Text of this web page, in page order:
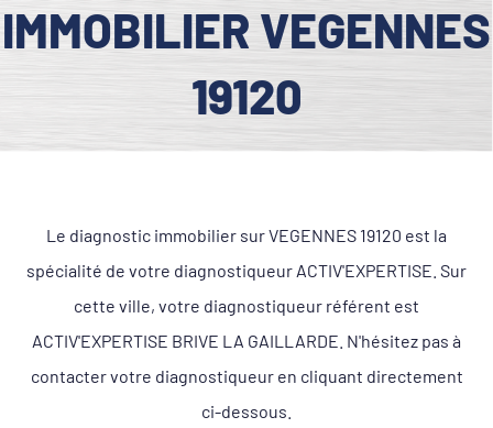
IMMOBILIER VEGENNES
19120
Le diagnostic immobilier sur VEGENNES 19120 est la
spécialité de votre diagnostiqueur ACTIV'EXPERTISE. Sur
cette ville, votre diagnostiqueur référent est
ACTIV'EXPERTISE BRIVE LA GAILLARDE. N'hésitez pas à
contacter votre diagnostiqueur en cliquant directement
ci-dessous.